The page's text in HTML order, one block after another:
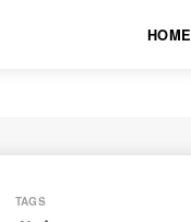
HOME